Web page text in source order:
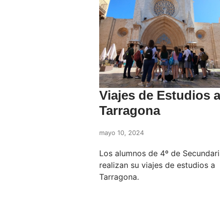
Viajes de Estudios a
Tarragona
mayo 10, 2024
Los alumnos de 4º de
realizan su viajes de estudios a
Tarragona.